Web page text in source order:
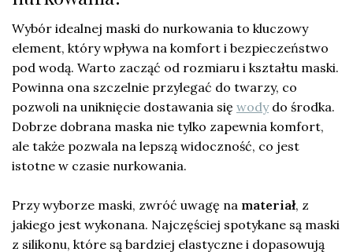
Wybór idealnej maski do nurkowania to kluczowy
element, który wpływa na komfort i bezpieczeństwo
pod wodą. Warto zacząć od rozmiaru i kształtu maski.
Powinna ona szczelnie przylegać do twarzy, co
pozwoli na uniknięcie dostawania się wodydo środka.
Dobrze dobrana maska nie tylko zapewnia komfort,
ale także pozwala na lepszą widoczność, co jest
istotne w czasie nurkowania.
Przy wyborze maski, zwróć uwagę na materiał, z
jakiego jest wykonana. Najczęściej spotykane są maski
z silikonu, które są bardziej elastyczne i dopasowują